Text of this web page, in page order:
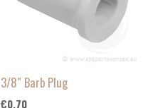
3/8″ Barb Plug
€0.70